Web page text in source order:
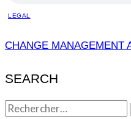
LEGAL
CHANGE MANAGEMENT
SEARCH